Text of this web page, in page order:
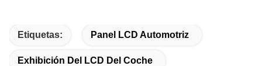
Etiquetas: Panel LCD Automotriz
Exhibición Del LCD Del Coche